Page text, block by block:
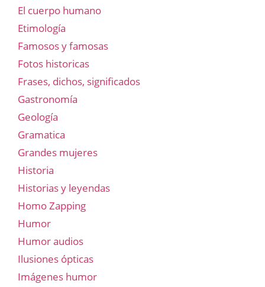
El cuerpo humano
Etimología
Famosos y famosas
Fotos historicas
Frases, dichos, significados
Gastronomía
Geología
Gramatica
Grandes mujeres
Historia
Historias y leyendas
Homo Zapping
Humor
Humor audios
Ilusiones ópticas
Imágenes humor